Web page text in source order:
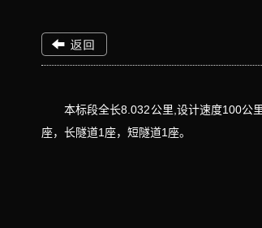
本标段全长8.032公里,设计速度100公
座，长隧道1座，短隧道1座。